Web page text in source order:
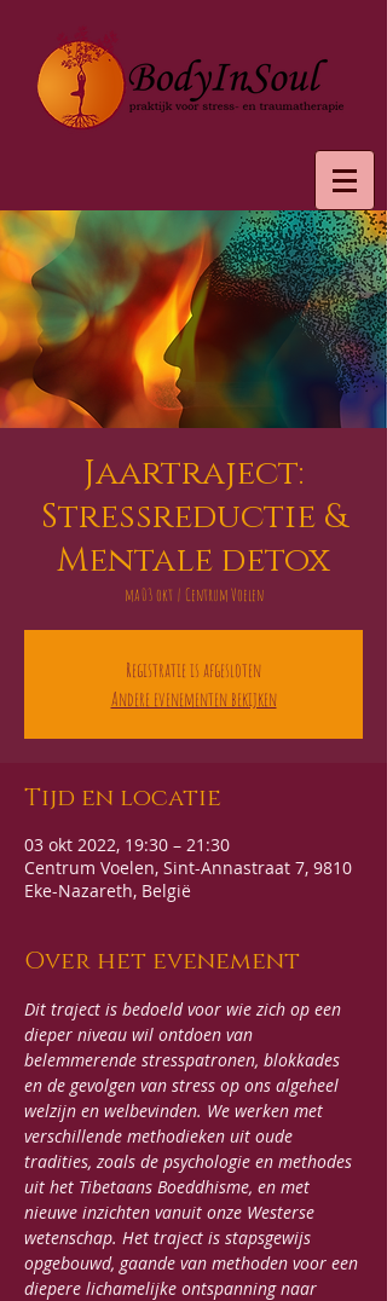
Jaartraject:
Stressreductie &
Mentale detox
ma 03 okt
  |
Centrum Voelen
Registratie is afgesloten
Andere evenementen bekijken
Tijd en locatie
03 okt 2022, 19:30 – 21:30
Centrum Voelen, Sint-Annastraat 7, 9810
Eke-Nazareth, België
Over het evenement
Dit traject is bedoeld voor wie zich op een
dieper niveau wil ontdoen van
belemmerende stresspatronen, blokkades
en de gevolgen van stress op ons algeheel
welzijn en welbevinden. We werken met
verschillende methodieken uit oude
tradities, zoals de psychologie en methodes
uit het Tibetaans Boeddhisme, en met
nieuwe inzichten vanuit onze Westerse
wetenschap. Het traject is stapsgewijs
opgebouwd, gaande van methoden voor een
diepere lichamelijke ontspanning naar